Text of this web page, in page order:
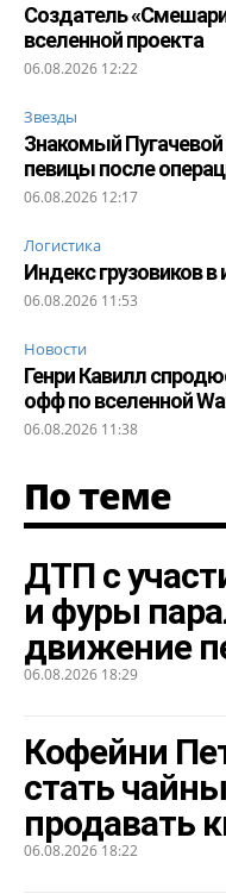
Создатель
вселенной проекта
06.08.2026 12:22
Звезды
Знакомый Пугачевой
певицы после
06.08.2026 12:17
Логистика
Индекс грузовиков
06.08.2026 11:53
Новости
Генри Кавилл
офф по вселенной
06.08.2026 11:38
По теме
ДТП с
и фуры
движение
06.08.2026 18:29
Кофейни
стать
продавать
06.08.2026 18:22